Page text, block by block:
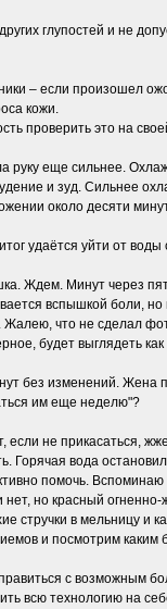
глупостей и не
– если произошел
кожи.
проверить это на
руку еще сильнее.
и зуд. Сильнее
около десяти
удаётся уйти от
Ждем. Минут через
вспышкой боли,
Жалею, что не сделал
будет выглядеть
без изменений. Жена
им еще неделю"?
если не прикасаться,
Горячая вода
помочь. Вспоминаю
нет, но красный
стручки в мельницу и
и посмотрим каким
с возможным
всю технологию на